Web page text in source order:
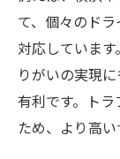
て、個々のド
対応していま
りがいの実現
有利です。ト
ため、より高